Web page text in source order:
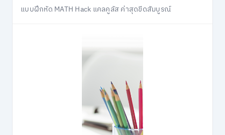
แบบฝึกหัด MATH Hack แคลคูลัส ค่าสุดขีดสัมบูรณ์